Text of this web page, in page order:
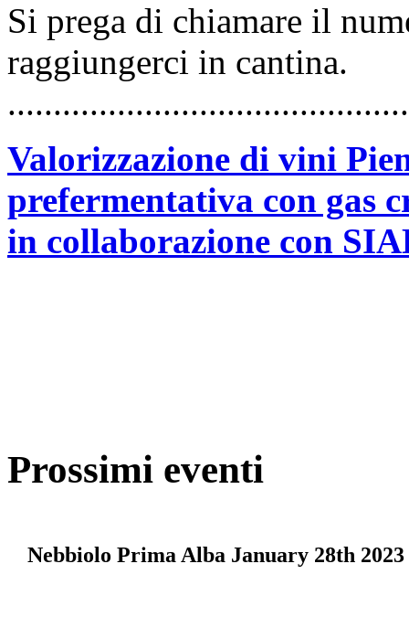
Si prega di chiamare il
raggiungerci in cantina.
Valorizzazione di vini
prefermentativa con gas
in collaborazione con
Prossimi eventi
Nebbiolo Prima Alba January 28th 2023